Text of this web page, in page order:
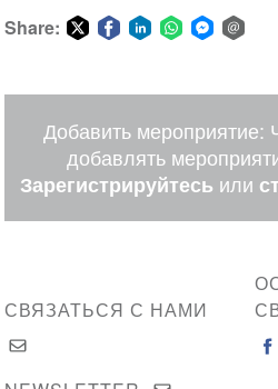
Share:
Messenger
Добавить мероприятие:
добавлять
Зарегистрируйтесь или
СВЯЗАТЬСЯ С НАМИ